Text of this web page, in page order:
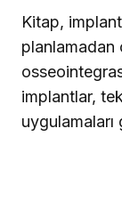
Kitap,
planlamadan
implantlar,